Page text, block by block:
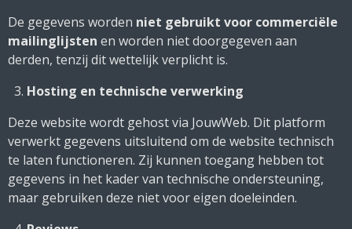
De gegevens worden niet gebruikt voor commerciële
mailinglijsten en worden niet doorgegeven aan
derden, tenzij dit wettelijk verplicht is.
Hosting en technische verwerking
Deze website wordt gehost via JouwWeb. Dit platform
verwerkt gegevens uitsluitend om de website technisch
te laten functioneren. Zij kunnen toegang hebben tot
gegevens in het kader van technische ondersteuning,
maar gebruiken deze niet voor eigen doeleinden.